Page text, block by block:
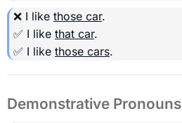
❌ I like those car.
✅ I like that car.
✅ I like those cars.
Demonstrative Pronouns